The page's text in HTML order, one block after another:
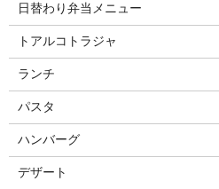
日替わり弁当メニュー
トアルコトラジャ
ランチ
パスタ
ハンバーグ
デザート